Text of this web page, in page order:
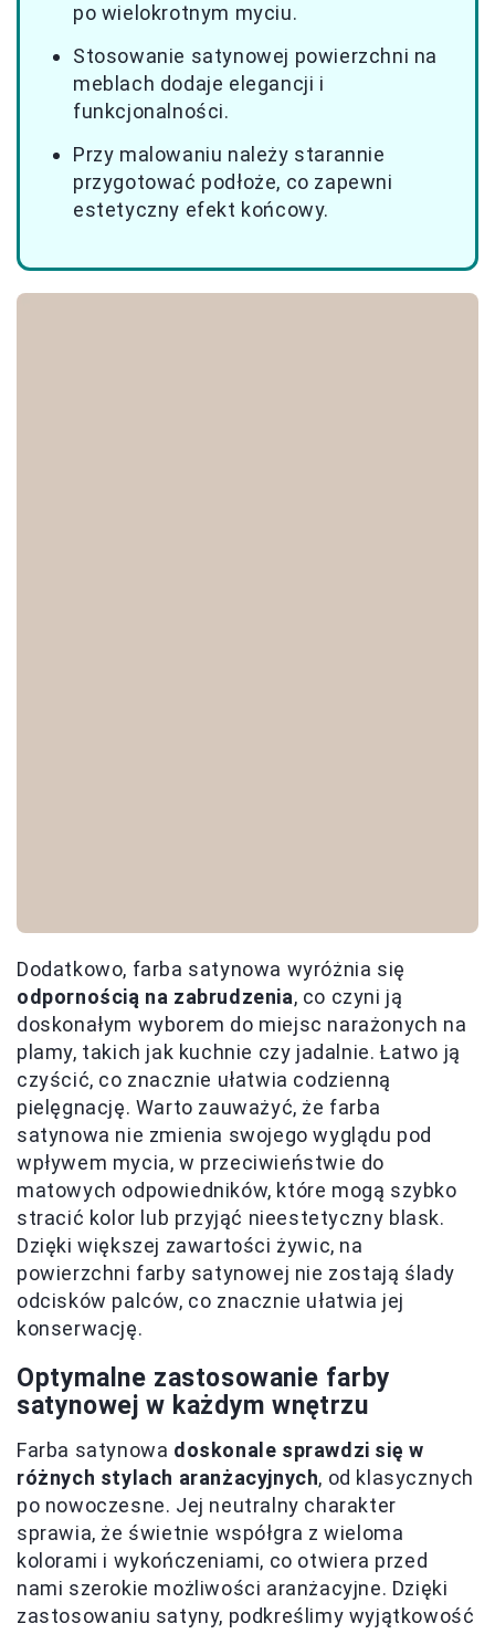
po wielokrotnym myciu.
Stosowanie satynowej powierzchni na
meblach dodaje elegancji i
funkcjonalności.
Przy malowaniu należy starannie
przygotować podłoże, co zapewni
estetyczny efekt końcowy.
Dodatkowo, farba satynowa wyróżnia się
odpornością na zabrudzenia, co czyni ją
doskonałym wyborem do miejsc narażonych na
plamy, takich jak kuchnie czy jadalnie. Łatwo ją
czyścić, co znacznie ułatwia codzienną
pielęgnację. Warto zauważyć, że farba
satynowa nie zmienia swojego wyglądu pod
wpływem mycia, w przeciwieństwie do
matowych odpowiedników, które mogą szybko
stracić kolor lub przyjąć nieestetyczny blask.
Dzięki większej zawartości żywic, na
powierzchni farby satynowej nie zostają ślady
odcisków palców, co znacznie ułatwia jej
konserwację.
Optymalne zastosowanie farby
satynowej w każdym wnętrzu
Farba satynowa doskonale sprawdzi się w
różnych stylach aranżacyjnych, od klasycznych
po nowoczesne. Jej neutralny charakter
sprawia, że świetnie współgra z wieloma
kolorami i wykończeniami, co otwiera przed
nami szerokie możliwości aranżacyjne. Dzięki
zastosowaniu satyny, podkreślimy wyjątkowość